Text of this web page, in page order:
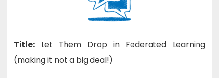
CITI
Lab
Title: Let Them Drop in Federated Learning
(making it not a big deal!)